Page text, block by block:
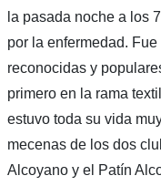
la pasada noche a los
por la enfermedad.
reconocidas y
primero en la rama
estuvo toda su vida
mecenas de los dos
Alcoyano y el Patín